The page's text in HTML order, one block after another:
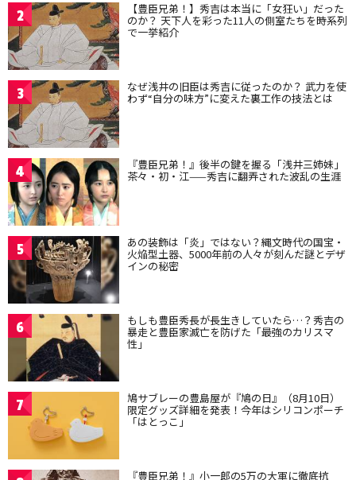
2 【豊臣兄弟！】秀吉は本当に「女狂い」だった
のか？ 天下人を彩った11人の側室たちを時系列
で一挙紹介
3 なぜ浅井の旧臣は秀吉に従ったのか？ 武力を使
わず“自分の味方”に変えた裏工作の技法とは
4 『豊臣兄弟！』後半の鍵を握る「浅井三姉妹」
茶々・初・江——秀吉に翻弄された波乱の生涯
5 あの装飾は「炎」ではない？縄文時代の国宝・
火焔型土器、5000年前の人々が刻んだ謎とデザ
インの秘密
6 もしも豊臣秀長が長生きしていたら…？秀吉の
暴走と豊臣家滅亡を防げた「最強のカリスマ
性」
7 鳩サブレーの豊島屋が『鳩の日』（8月10日）
限定グッズ詳細を発表！今年はシリコンポーチ
「はとっこ」
『豊臣兄弟！』小一郎の5万の大軍に徹底抗